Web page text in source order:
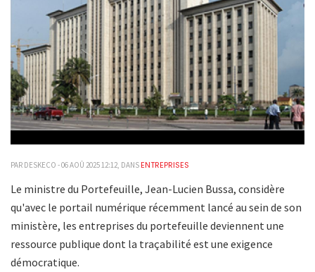
PAR DESKECO - 06 AOÛ 2025 12:12, DANS ENTREPRISES
Le ministre du Portefeuille, Jean-Lucien Bussa, considère
qu'avec le portail numérique récemment lancé au sein de son
ministère, les entreprises du portefeuille deviennent une
ressource publique dont la traçabilité est une exigence
démocratique.